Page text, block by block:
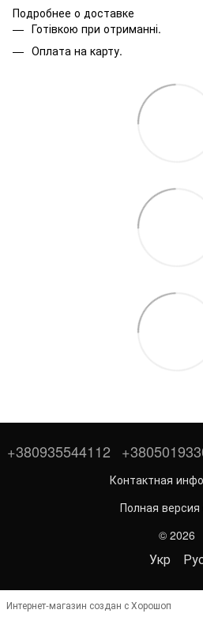
Подробнее о доставке
Готівкою при отриманні.
Оплата на карту.
+380935544112
Контактная
Полная версия
© 2026
Укр
Интернет-магазин создан с Хорошоп